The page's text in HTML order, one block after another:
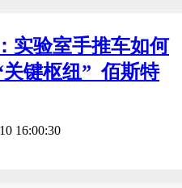
实验室手推车如何
键枢纽”_佰斯特
16:00:30